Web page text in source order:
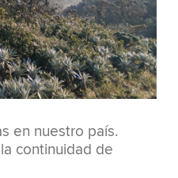
en nuestro país.
continuidad de